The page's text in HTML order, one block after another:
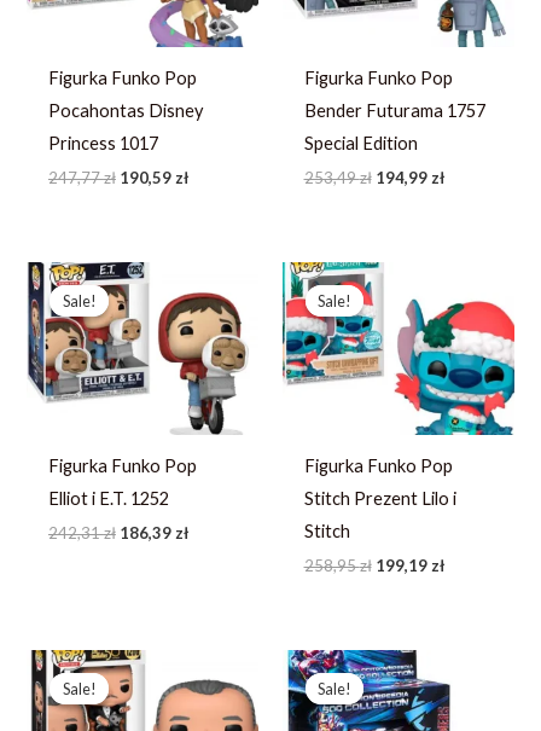
Figurka Funko Pop
Pocahontas Disney
Princess 1017
247,77zł 190,59zł
Figurka Funko Pop
Bender Futurama 1757
Special Edition
253,49zł 194,99zł
Sale!
Sale!
Figurka Funko Pop
Elliot i E.T. 1252
242,31zł
Pierwotna
cena
wynosiła:
242,31 zł.
186,39zł
cena
wynosi:
186,39 zł.
Sale!
Sale!
Figurka Funko Pop
Stitch Prezent Lilo i
Stitch
258,95zł
Pierwotna
wynosiła:
258,95 zł.
199,19zł
wynosi:
199,19 zł.
Sale!
Sale!
Pierwotna
cena
wynosiła:
252,71 zł.
cena
wynosi:
194,39 zł.
Sale!
Sale!
Pierwotna
cena
wynosiła:
233,79 zł.
cena
wynosi:
166,99 zł.